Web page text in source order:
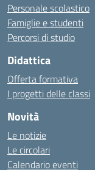
Personale scolastico
Famiglie e studenti
Percorsi di studio
Didattica
Offerta formativa
I progetti delle classi
Novità
Le notizie
Le circolari
Calendario eventi